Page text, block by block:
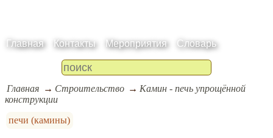
Главная Контакты Мероприятия Словарь
Главная Строительство
Камин - печь упрощённой
конструкции
печи (камины)